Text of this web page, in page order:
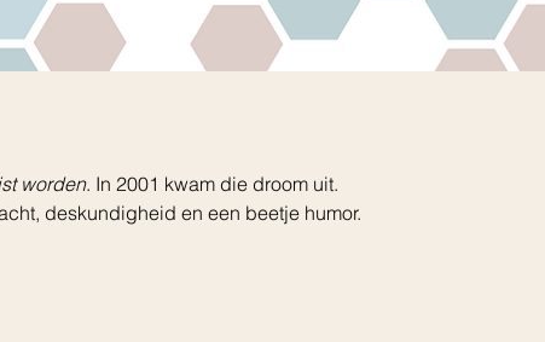
worden. In 2001 kwam die droom uit.
deskundigheid en een beetje humor.